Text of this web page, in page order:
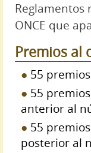
Reglamentos
ONCE que
Premios al
55
55
anterior al
55
posterior al